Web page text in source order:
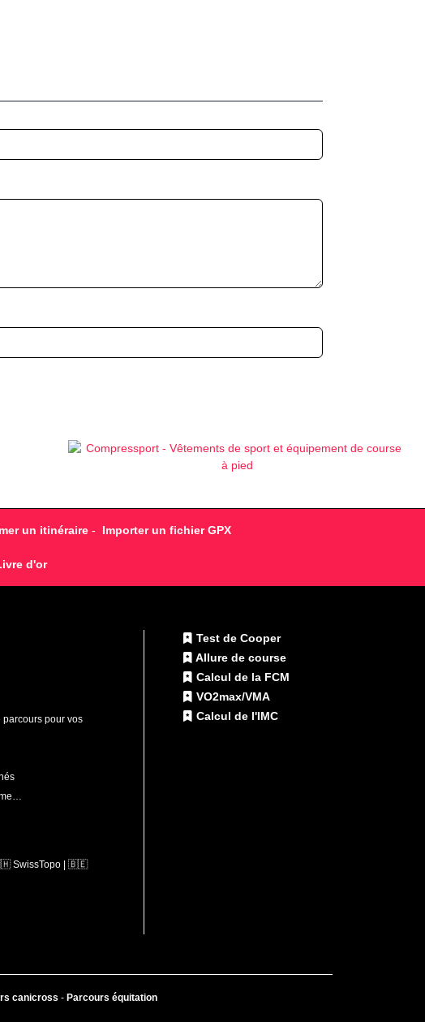
un itinéraire - Importer un fichier GPX
d'or
pour vos
SwissTopo | 🇧🇪
Test de Cooper
Allure de course
Calcul de la FCM
VO2max/VMA
Calcul de l'IMC
canicross - Parcours équitation